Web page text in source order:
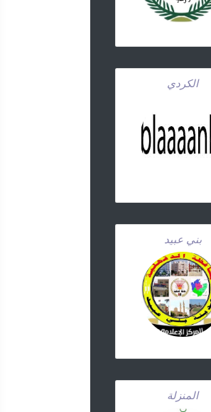
الكردي
بني عبيد
المنزلة